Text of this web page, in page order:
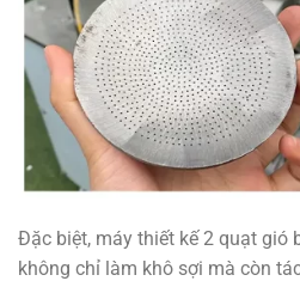
Đặc biệt, máy thiết kế 2 quạt gió
không chỉ làm khô sợi mà còn